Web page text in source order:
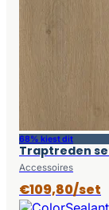
68% kiest dit
Traptreden
Accessoires
€109,80/set